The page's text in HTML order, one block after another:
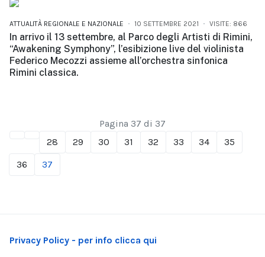
ATTUALITÀ REGIONALE E NAZIONALE 10 SETTEMBRE 2021 VISITE: 866
In arrivo il 13 settembre, al Parco degli Artisti di Rimini,
“Awakening Symphony”, l’esibizione live del violinista
Federico Mecozzi assieme all’orchestra sinfonica
Rimini classica.
28 29 30 31 32 33 34
35
36
37
Pagina 37 di 37
Privacy Policy - per info clicca qui